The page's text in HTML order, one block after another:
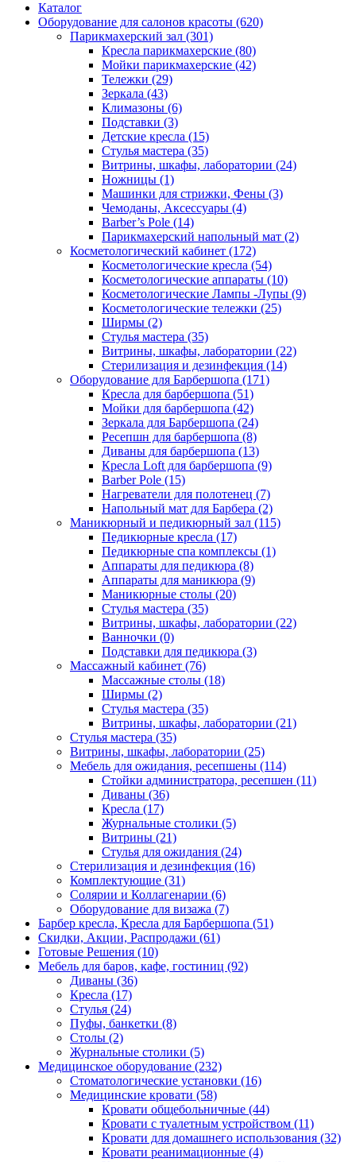
Каталог
Оборудование для салонов красоты (620)
Парикмахерский зал (301)
Кресла парикмахерские (80)
Мойки парикмахерские (42)
Тележки (29)
Зеркала (43)
Климазоны (6)
Подставки (3)
Детские кресла (15)
Стулья мастера (35)
Витрины, шкафы, лаборатории (24)
Ножницы (1)
Машинки для стрижки, Фены (3)
Чемоданы, Аксессуары (4)
Barber’s Pole (14)
Парикмахерский напольный мат (2)
Косметологический кабинет (172)
Косметологические кресла (54)
Косметологические аппараты (10)
Косметологические Лампы -Лупы (9)
Косметологические тележки (25)
Ширмы (2)
Стулья мастера (35)
Витрины, шкафы, лаборатории (22)
Стерилизация и дезинфекция (14)
Оборудование для Барбершопа (171)
Кресла для барбершопа (51)
Мойки для барбершопа (42)
Зеркала для Барбершопа (24)
Ресепшн для барбершопа (8)
Диваны для барбершопа (13)
Кресла Loft для барбершопа (9)
Barber Pole (15)
Нагреватели для полотенец (7)
Напольный мат для Барбера (2)
Маникюрный и педикюрный зал (115)
Педикюрные кресла (17)
Педикюрные спа комплексы (1)
Аппараты для педикюра (8)
Аппараты для маникюра (9)
Маникюрные столы (20)
Стулья мастера (35)
Витрины, шкафы, лаборатории (22)
Ванночки (0)
Подставки для педикюра (3)
Массажный кабинет (76)
Массажные столы (18)
Ширмы (2)
Стулья мастера (35)
Витрины, шкафы, лаборатории (21)
Стулья мастера (35)
Витрины, шкафы, лаборатории (25)
Мебель для ожидания, ресепшены (114)
Стойки администратора, ресепшен (11)
Диваны (36)
Кресла (17)
Журнальные столики (5)
Витрины (21)
Стулья для ожидания (24)
Стерилизация и дезинфекция (16)
Комплектующие (31)
Солярии и Коллагенарии (6)
Оборудование для визажа (7)
Барбер кресла, Кресла для Барбершопа (51)
Скидки, Акции, Распродажи (61)
Готовые Решения (10)
Мебель для баров, кафе, гостиниц (92)
Диваны (36)
Кресла (17)
Стулья (24)
Пуфы, банкетки (8)
Столы (2)
Журнальные столики (5)
Медицинское оборудование (232)
Стоматологические установки (16)
Медицинские кровати (58)
Кровати общебольничные (44)
Кровати с туалетным устройством (11)
Кровати для домашнего использования (32)
Кровати реанимационные (4)